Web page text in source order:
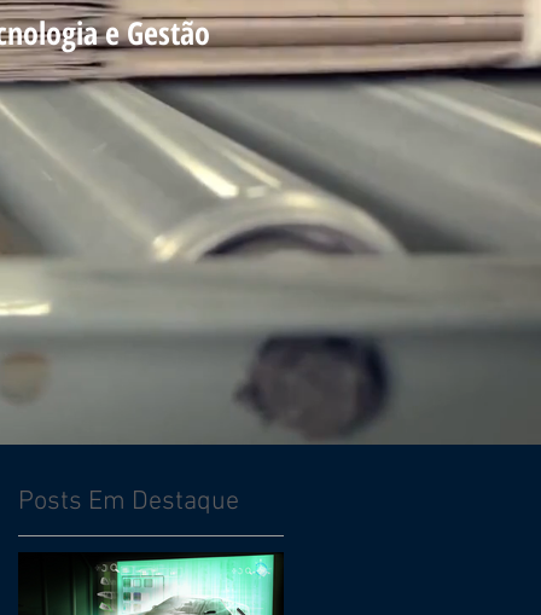
e Gestão
Posts Em Destaque